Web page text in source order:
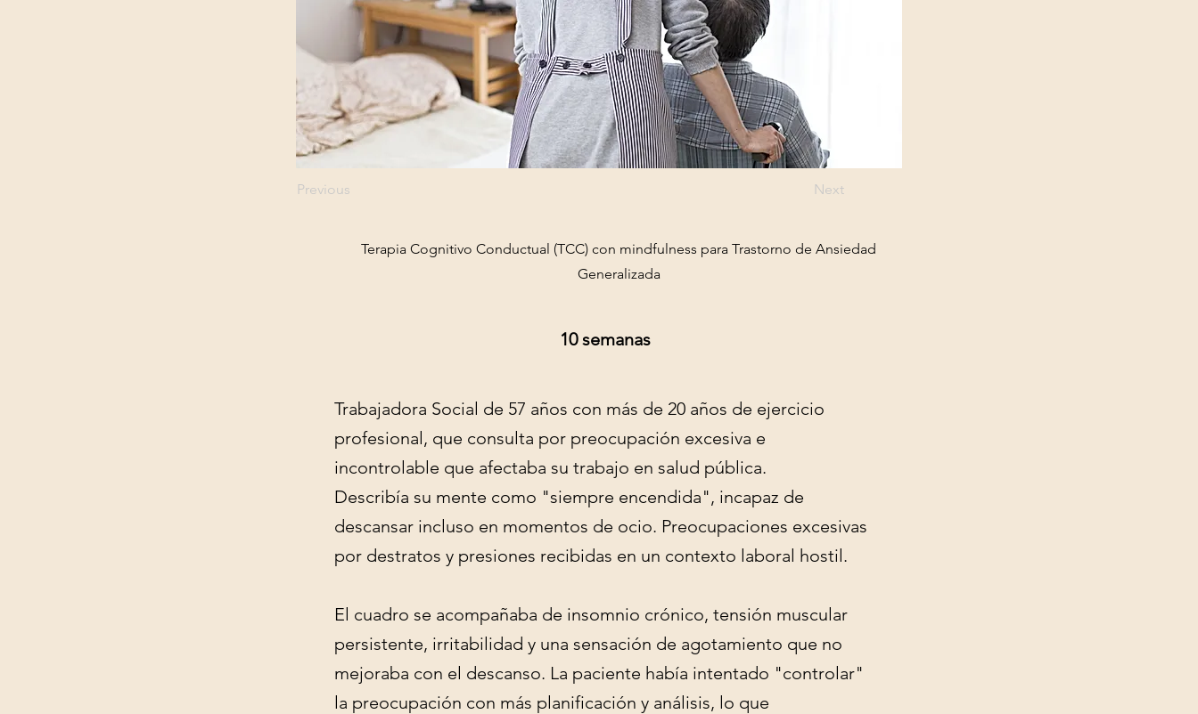
Previous Next
Terapia Cognitivo Conductual (TCC) con mindfulness para Trastorno de Ansiedad
Generalizada
10 semanas
Trabajadora Social de 57 años con más de 20 años de ejercicio
profesional, que consulta por preocupación excesiva e
incontrolable que afectaba su trabajo en salud pública.
Describía su mente como "siempre encendida", incapaz de
descansar incluso en momentos de ocio. Preocupaciones excesivas
por destratos y presiones recibidas en un contexto laboral hostil.
El cuadro se acompañaba de insomnio crónico, tensión muscular
persistente, irritabilidad y una sensación de agotamiento que no
mejoraba con el descanso. La paciente había intentado "controlar"
la preocupación con más planificación y análisis, lo que